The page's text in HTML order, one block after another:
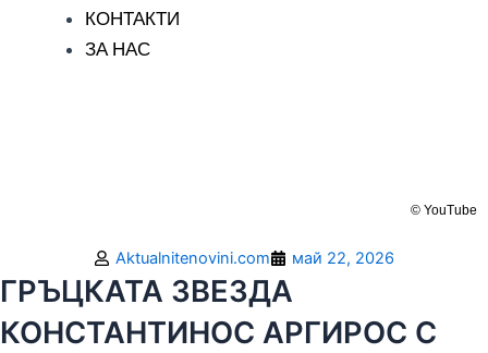
КОНТАКТИ
ЗА НАС
© YouTube
Aktualnitenovini.com май 22, 2026
ГРЪЦКАТА ЗВЕЗДА
КОНСТАНТИНОС АРГИРОС С